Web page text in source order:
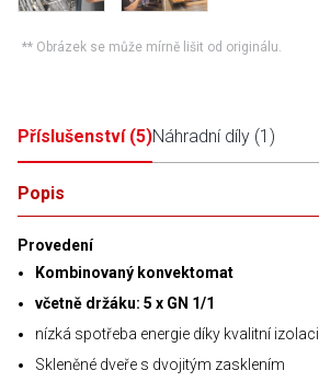
** Obrázek se může mírně lišit od originálu.
Příslušenství(5)Náhradní díly (1 )
Popis
Provedení
Kombinovaný konvektomat
včetně držáku: 5 x GN 1/1
nízká spotřeba energie díky kvalitní izolaci
Skleněné dveře s dvojitým zasklením